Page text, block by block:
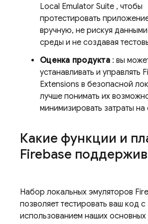
Local Emulator Suite , чтобы
протестировать
вручную, не рискуя
среды и не создавая
Оценка продукта: вы
устанавливать и управлять
Extensions в безопасной
лучше понимать их
минимизировать затраты на
Какие функции и
Firebase
Набор локальных эмуляторов
позволяет тестировать ваш код с
использованием наших основных